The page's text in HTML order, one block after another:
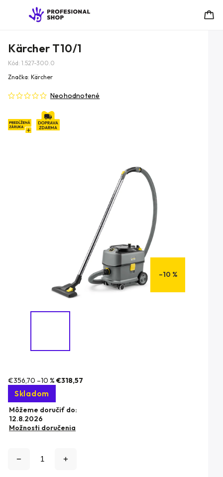
Kärcher T10/1
Kód: 1.527-300.0
Neohodnotené
Značka: Kärcher
–10 %
€356,70 –10 % €318,57
Skladom
Môžeme doručiť do:
12.8.2026
Možnosti doručenia